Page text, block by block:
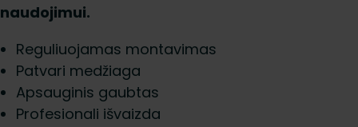
naudojimui.
Reguliuojamas montavimas
Patvari medžiaga
Apsauginis gaubtas
Profesionali išvaizda